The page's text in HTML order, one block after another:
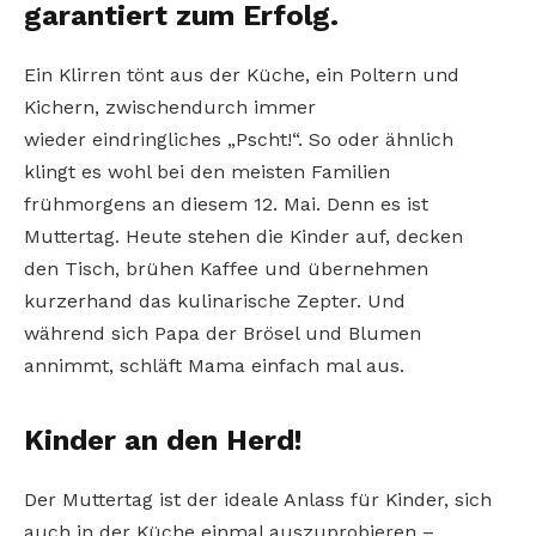
garantiert zum Erfolg.
Ein Klirren tönt aus der Küche, ein Poltern und
Kichern, zwischendurch immer
wieder eindringliches „Pscht!“. So oder ähnlich
klingt es wohl bei den meisten Familien
frühmorgens an diesem 12. Mai. Denn es ist
Muttertag. Heute stehen die Kinder auf, decken
den Tisch, brühen Kaffee und übernehmen
kurzerhand das kulinarische Zepter. Und
während sich Papa der Brösel und Blumen
annimmt, schläft Mama einfach mal aus.
Kinder an den Herd!
Der Muttertag ist der ideale Anlass für Kinder, sich